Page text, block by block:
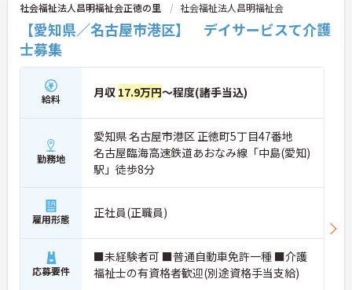
社会福祉法人昌明福祉会正徳の里 社会福祉法人昌明福祉会
【愛知県／名古屋市港区】 デイサービスて介護
士募集
給料 月収 17.9万円～程度(諸手当込)
勤務地
愛知県 名古屋市港区 正徳町5丁目47番地
名古屋臨海高速鉄道あおなみ線「中島(愛知)
駅」徒歩8分
雇用形態 正社員(正職員)
応募要件
■未経験者可 ■普通自動車免許一種 ■介護
福祉士の有資格者歓迎(別途資格手当支給)